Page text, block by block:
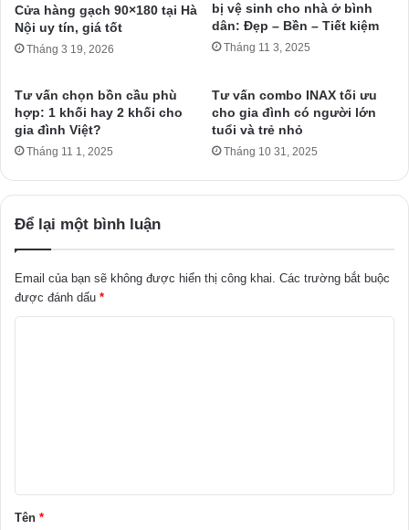
Cửa hàng gạch 90×180 tại Hà
Nội uy tín, giá tốt
Tháng 3 19, 2026
bị vệ sinh cho nhà ở bình
dân: Đẹp – Bền – Tiết kiệm
Tháng 11 3, 2025
Tư vấn chọn bồn cầu phù
hợp: 1 khối hay 2 khối cho
gia đình Việt?
Tháng 11 1, 2025
Tư vấn combo INAX tối ưu
cho gia đình có người lớn
tuổi và trẻ nhỏ
Tháng 10 31, 2025
Để lại một bình luận
Email của bạn sẽ không được hiển thị công khai. Các trường bắt buộc
được đánh dấu *
ậ
n
Tên *